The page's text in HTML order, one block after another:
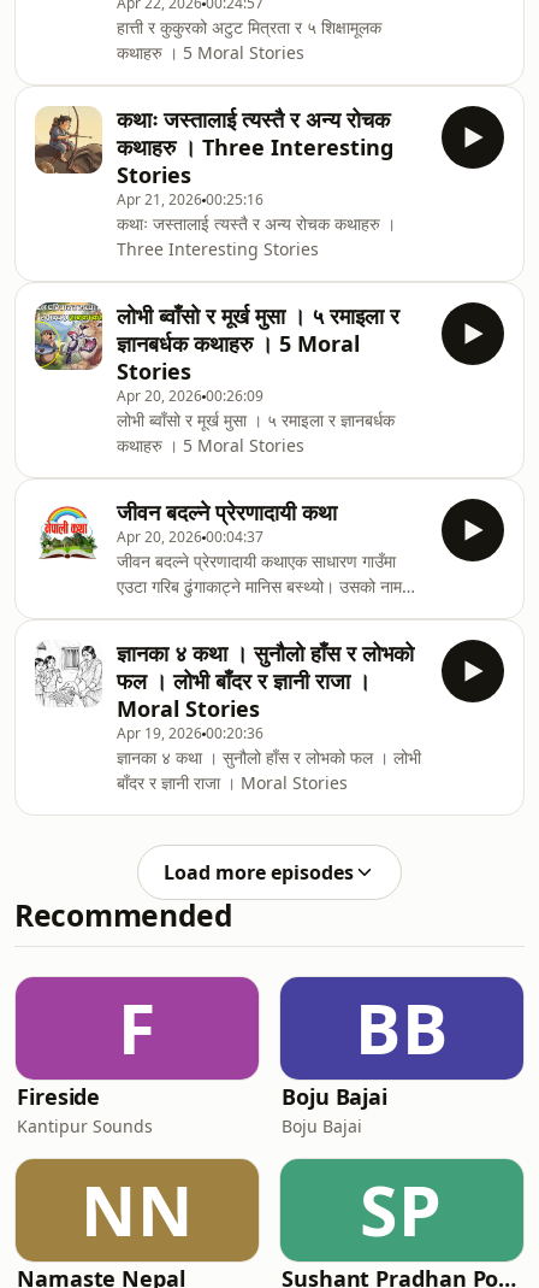
हात्ती र कुकुरको अटुट मित्रता र ५ शिक्षामूलक
कथाहरु । 5 Moral Stories
कथाः जस्तालाई त्यस्तै र अन्य रोचक
कथाहरु । Three Interesting
Stories
Apr 21, 202600:25:16
कथाः जस्तालाई त्यस्तै र अन्य रोचक कथाहरु ।
Three Interesting Stories
लोभी ब्वाँसो र मूर्ख मुसा । ५ रमाइला र
ज्ञानबर्धक कथाहरु । 5 Moral
Stories
Apr 20, 202600:26:09
लोभी ब्वाँसो र मूर्ख मुसा । ५ रमाइला र ज्ञानबर्धक
कथाहरु । 5 Moral Stories
जीवन बदल्ने प्रेरणादायी कथा
Apr 20, 202600:04:37
जीवन बदल्ने प्रेरणादायी कथाएक साधारण गाउँमा
एउटा गरिब ढुंगाकाट्ने मानिस बस्थ्यो। उसको नाम
पुरानो हथौडा र छेनी बोकेर पहाडको फेदमा पुग्थ्यो।
दिनभरि घाममा पसिना बगाउँदै ढुंगा काट्ने काम गर्थ्यो।
हातहरू खस्रा भएका थिए, शरीर थकित हुन्थ्यो, तर ऊ
कहिल्यै गुनासो गर्दैनथ्यो। उही काम, उही दिनचर्या...
जीवन यस्तै बितिरहेको थियो।एक दिन दिउँसोको
झरीपछि ऊ एउटा ठू
ज्ञानका ४ कथा । सुनौलो हाँस र लोभको
फल । लोभी बाँदर र ज्ञानी राजा ।
Moral Stories
Apr 19, 202600:20:36
ज्ञानका ४ कथा । सुनौलो हाँस र लोभको फल । लोभी
बाँदर र ज्ञानी राजा । Moral Stories
Load more episodes
Recommended
F
Fireside
Kantipur Sounds
BB
Boju Bajai
Boju Bajai
NN
Namaste Nepal
SP
Sushant Pradhan Podcast